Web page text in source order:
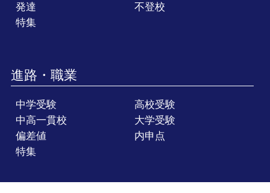
発達
不登校
特集
進路・職業
中学受験
高校受験
中高一貫校
大学受験
偏差値
内申点
特集